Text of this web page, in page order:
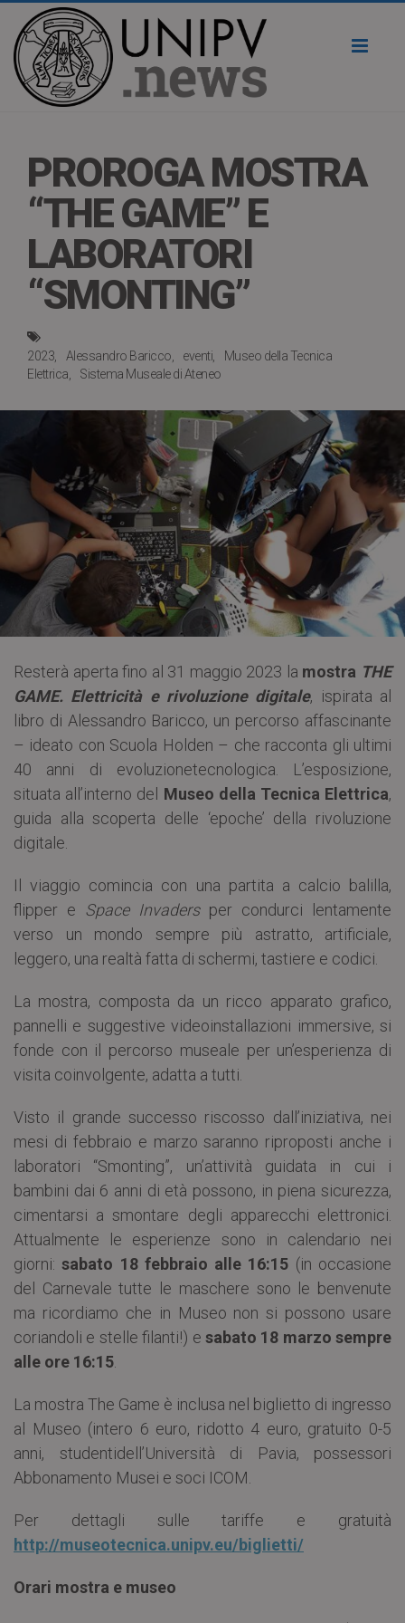
PROROGA MOSTRA
“THE GAME” E
LABORATORI
“SMONTING”
2023 Alessandro Baricco eventi
Museo della Tecnica
Elettrica
Sistema Museale di Ateneo
Resterà aperta fino al 31 maggio 2023 la mostra THE
GAME. Elettricità e rivoluzione digitale, ispirata al
libro di Alessandro Baricco, un percorso affascinante
– ideato con Scuola Holden – che racconta gli ultimi
40 anni di evoluzionetecnologica. L’esposizione,
situata all’interno del Museo della Tecnica Elettrica,
guida alla scoperta delle ‘epoche’ della rivoluzione
digitale.
Il viaggio comincia con una partita a calcio balilla,
flipper e Space Invadersper condurci lentamente
verso un mondo sempre più astratto, artificiale,
leggero, una realtà fatta di schermi, tastiere e codici.
La mostra, composta da un ricco apparato grafico,
pannelli e suggestive videoinstallazioni immersive, si
fonde con il percorso museale per un’esperienza di
visita coinvolgente, adatta a tutti.
Visto il grande successo riscosso dall’iniziativa, nei
mesi di febbraio e marzo saranno riproposti anche i
laboratori “Smonting”, un’attività guidata in cui i
bambini dai 6 anni di età possono, in piena sicurezza,
cimentarsi a smontare degli apparecchi elettronici.
Attualmente le esperienze sono in calendario nei
giorni:sabato 18 febbraio alle 16:15 (in occasione
del Carnevale tutte le maschere sono le benvenute
ma ricordiamo che in Museo non si possono usare
coriandoli e stelle filanti!) e sabato 18 marzo sempre
alle ore 16:15
La mostra The Game è inclusa nel biglietto di ingresso
al Museo (intero 6 euro, ridotto 4 euro, gratuito 0-5
anni, studentidell’Università di Pavia, possessori
Abbonamento Musei e soci ICOM.
Per dettagli sulle tariffe e gratuità
http://museotecnica.unipv.eu/biglietti/
Orari mostra e museo